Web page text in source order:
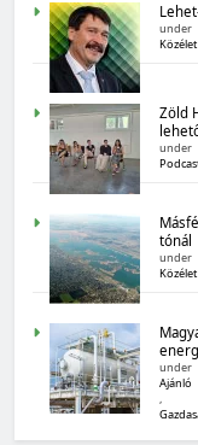
Magyarország
MAGYARORSZÁG
Magyarország
under
Közélet
Zöld
under
tónál
under
Közélet
under
Ajánló
,